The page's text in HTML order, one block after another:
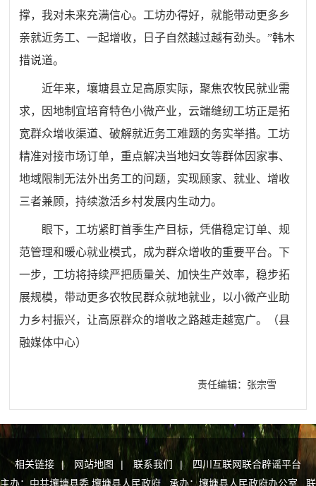
撑，我对未来充满信心。工坊办得好，就能带动更多乡
亲就近务工、一起增收，日子自然越过越有劲头。”韩木
措说道。
近年来，壤塘县立足高原实际，聚焦农牧民就业需
求，因地制宜培育特色小微产业，云端缝纫工坊正是拓
宽群众增收渠道、破解就近务工难题的务实举措。工坊
精准对接市场订单，重点解决当地妇女等群体因家事、
地域限制无法外出务工的问题，实现顾家、就业、增收
三者兼顾，持续激活乡村发展内生动力。
眼下，工坊紧盯首季生产目标，凭借稳定订单、规
范管理和暖心就业模式，成为群众增收的重要平台。下
一步，工坊将持续严把质量关、加快生产效率，稳步拓
展规模，带动更多农牧民群众就地就业，以小微产业助
力乡村振兴，让高原群众的增收之路越走越宽广。（县
融媒体中心）
责任编辑：张宗雪
相关链接 | 网站地图 | 联系我们 |
四川互联网联合辟谣平台
主办：中共壤塘县委 壤塘县人民政府 承办：壤塘县人民政府办公室 联